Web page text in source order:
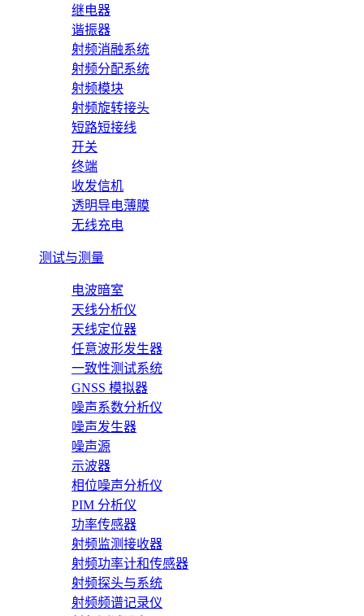
继电器
谐振器
射频消融系统
射频分配系统
射频模块
射频旋转接头
短路短接线
开关
终端
收发信机
透明导电薄膜
无线充电
测试与测量
电波暗室
天线分析仪
天线定位器
任意波形发生器
一致性测试系统
GNSS 模拟器
噪声系数分析仪
噪声发生器
噪声源
示波器
相位噪声分析仪
PIM 分析仪
功率传感器
射频监测接收器
射频功率计和传感器
射频探头与系统
射频频谱记录仪